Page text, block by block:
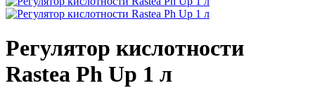
Регулятор кислотности
Rastea Ph Up 1 л